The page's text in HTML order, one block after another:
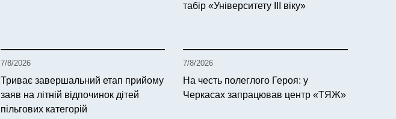
табір «Університету ІІІ віку»
7/8/2026
Триває завершальний етап прийому
заяв на літній відпочинок дітей
пільгових категорій
7/8/2026
На честь полеглого Героя: у
Черкасах запрацював центр «ТЯЖ»